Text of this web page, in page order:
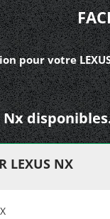
pour votre
Nx
LEXUS NX